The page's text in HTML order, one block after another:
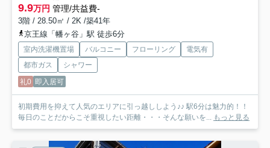
9.9万円 管理/共益費-
3階 / 28.50㎡ / 2K /築41年
京王線「幡ヶ谷」駅 徒歩6分
室内洗濯機置場 バルコニー フローリング
電気有
都市ガス
シャワー
礼0 即入居可
初期費用を抑えて人気のエリアに引っ越ししよう♪♪ 駅6分は魅力的！！
毎日のことだからこそ重視したい距離・・・そんな願いを... もっと見る